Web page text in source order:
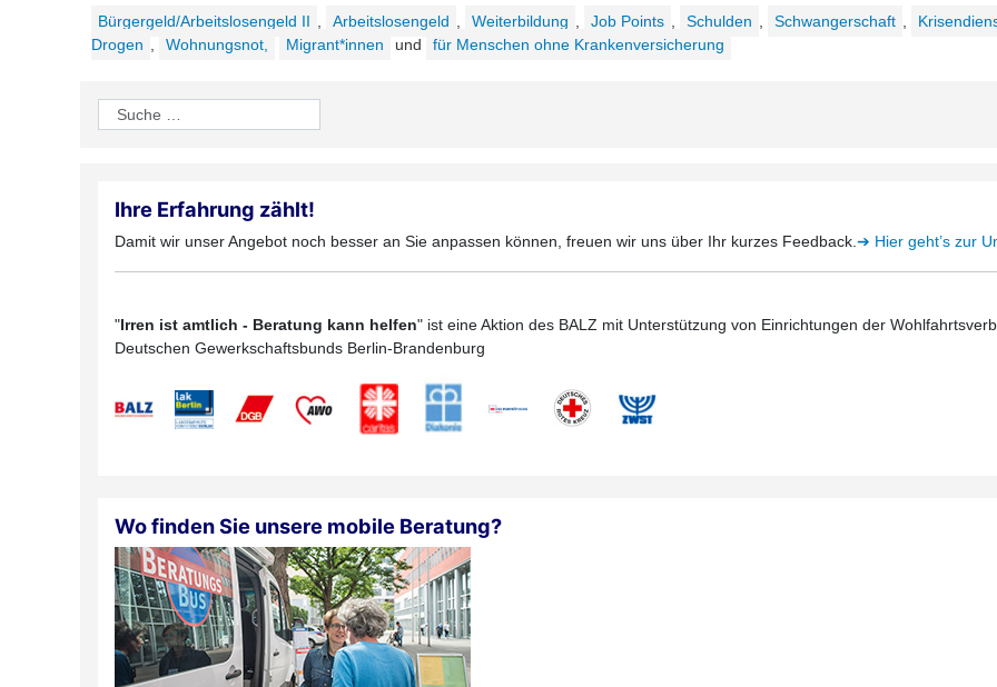
Bürgergeld/Arbeitslosengeld II
Arbeitslosengeld Weiterbildung Job Points Schulden Schwangerschaft
Drogen
Wohnungsnot, Migrant*innen und für Menschen ohne Krankenversicherung
Suchen
Ihre Erfahrung zählt!
Damit wir unser Angebot noch besser an Sie anpassen können, freuen wir uns über Ihr kurzes Feedback. ➔ Hier geht’s zur
"Irren ist amtlich - Beratung kann helfen" ist eine Aktion des BALZ mit Unterstützung von Einrichtungen der
Deutschen Gewerkschaftsbunds Berlin-Brandenburg
Wo finden Sie unsere mobile Beratung?